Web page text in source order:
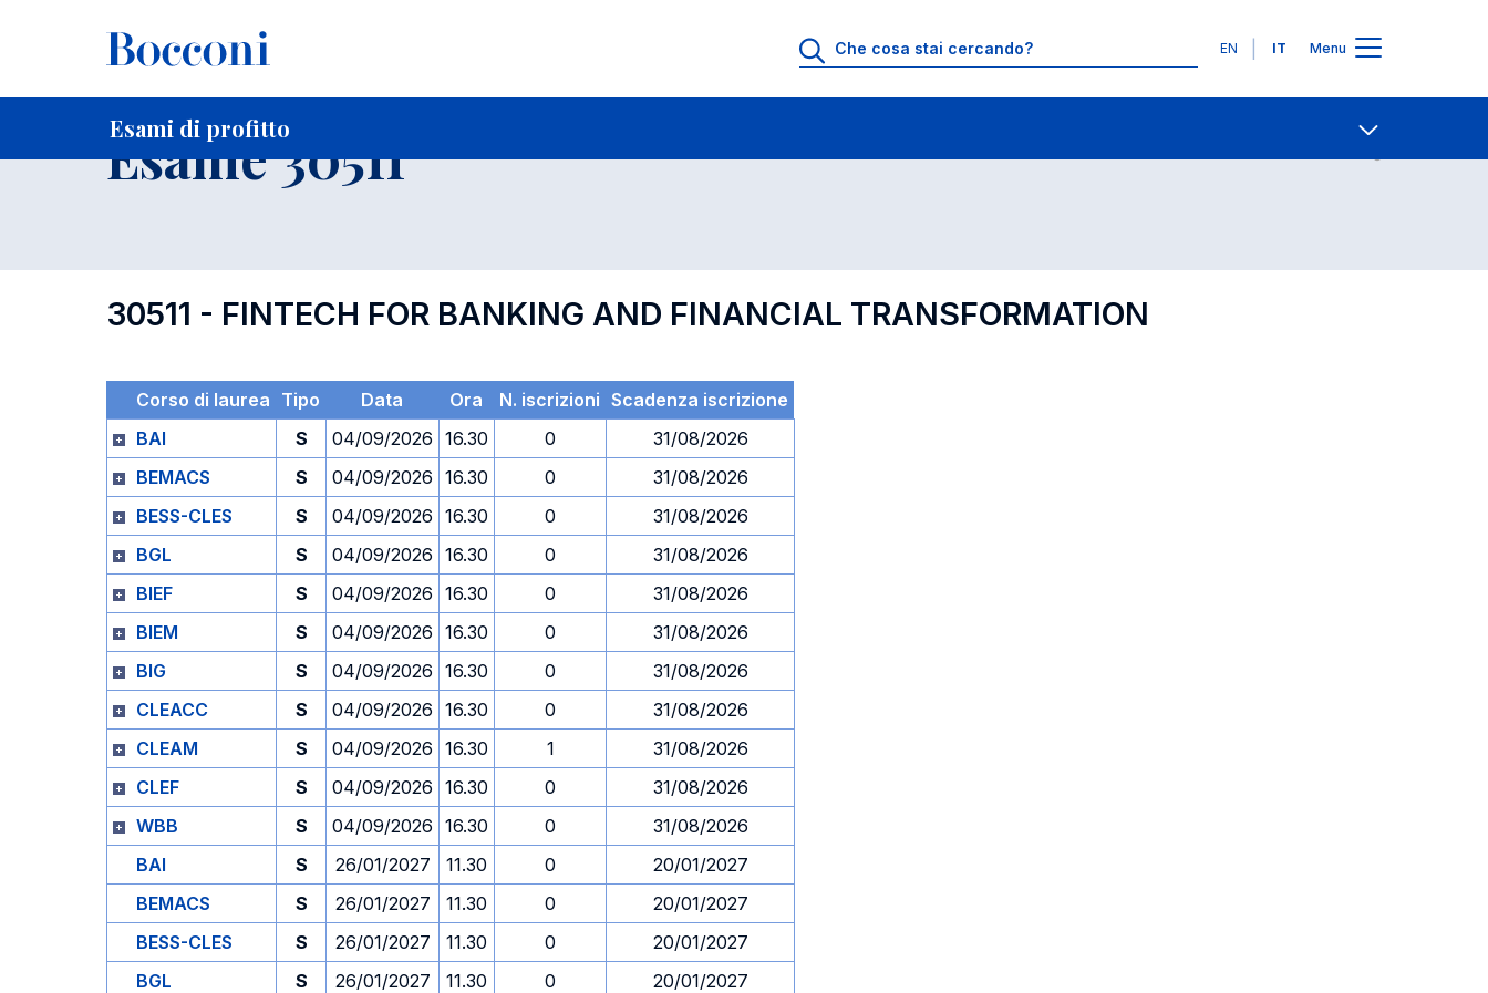
Lingue
EN IT Menu
Esami di profitto
Home Per studenti iscritti Contatti
Esame 30511
30511 - FINTECH FOR BANKING AND FINANCIAL TRANSFORMATION
Corso di laurea Tipo Data Ora N. iscrizioni Scadenza iscrizione
BAI
S 04/09/2026 16.30 0
31/08/2026
BEMACS
S 04/09/2026 16.30 0
31/08/2026
BESS-CLES
S 04/09/2026 16.30 0
31/08/2026
BGL
S 04/09/2026 16.30 0
31/08/2026
BIEF
S 04/09/2026 16.30 0
31/08/2026
BIEM
S 04/09/2026 16.30 0
31/08/2026
BIG
S 04/09/2026 16.30 0
31/08/2026
CLEACC
S 04/09/2026 16.30 0
31/08/2026
CLEAM
S 04/09/2026 16.30 1
31/08/2026
CLEF
S 04/09/2026 16.30 0
31/08/2026
WBB
S 04/09/2026 16.30 0
31/08/2026
BAI
S 26/01/2027 11.30 0
20/01/2027
BEMACS
S 26/01/2027 11.30 0
20/01/2027
BESS-CLES
S 26/01/2027 11.30 0
20/01/2027
BGL
S 26/01/2027 11.30 0
20/01/2027